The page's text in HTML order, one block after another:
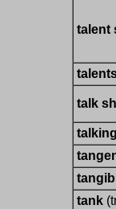
talent
talk
tank